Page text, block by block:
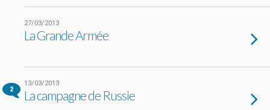
27/03/2013
La Grande Armée
2
13/03/2013
La campagne de Russie